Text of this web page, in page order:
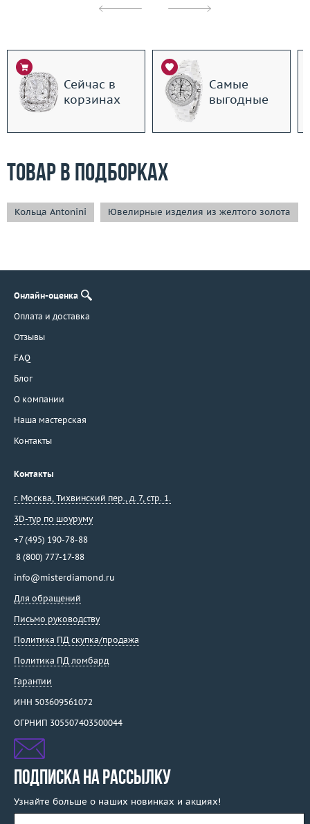
Сейчас в
корзинах
Самые
выгодные
Товар в подборках
Кольца Antonini Ювелирные изделия из желтого золота
Онлайн-оценка
Оплата и доставка
Отзывы
FAQ
Блог
О компании
Наша мастерская
Контакты
Контакты
г. Москва, Тихвинский пер., д. 7, стр. 1.
3D-тур по шоуруму
+7 (495) 190-78-88
8 (800) 777-17-88
info@misterdiamond.ru
Для обращений
Письмо руководству
Политика ПД скупка/продажа
Политика ПД ломбард
Гарантии
ИНН 503609561072
ОГРНИП 305507403500044
ПОДПИСКА НА РАССЫЛКУ
Узнайте больше о наших новинках и акциях!